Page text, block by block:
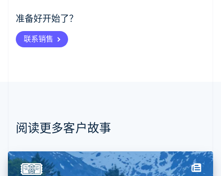
准备好开始了？
联系销售
阅读更多客户故事
爱沙尼亚
English
奥地利
Deutsch English
Nederlands Français Deutsch
波兰
丹麦
English
德国